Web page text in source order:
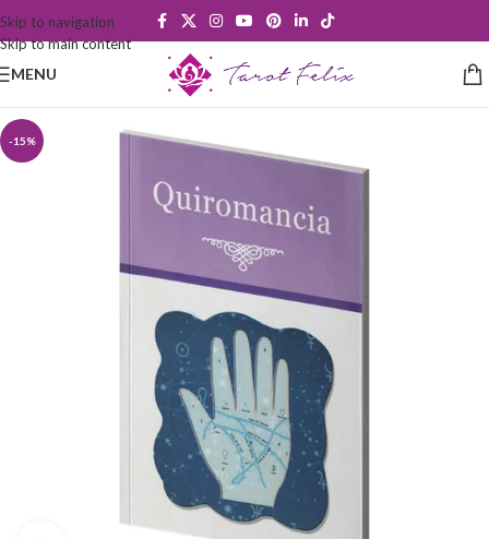
Skip to navigation
Skip to main content
MENU
-15%